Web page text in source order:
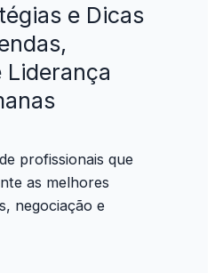
e Dicas
Liderança
profissionais que
as melhores
negociação e